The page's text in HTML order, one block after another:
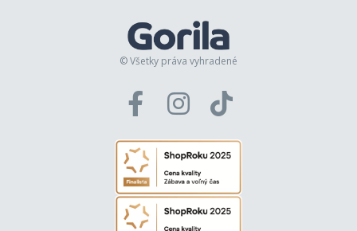
© Všetky práva vyhradené